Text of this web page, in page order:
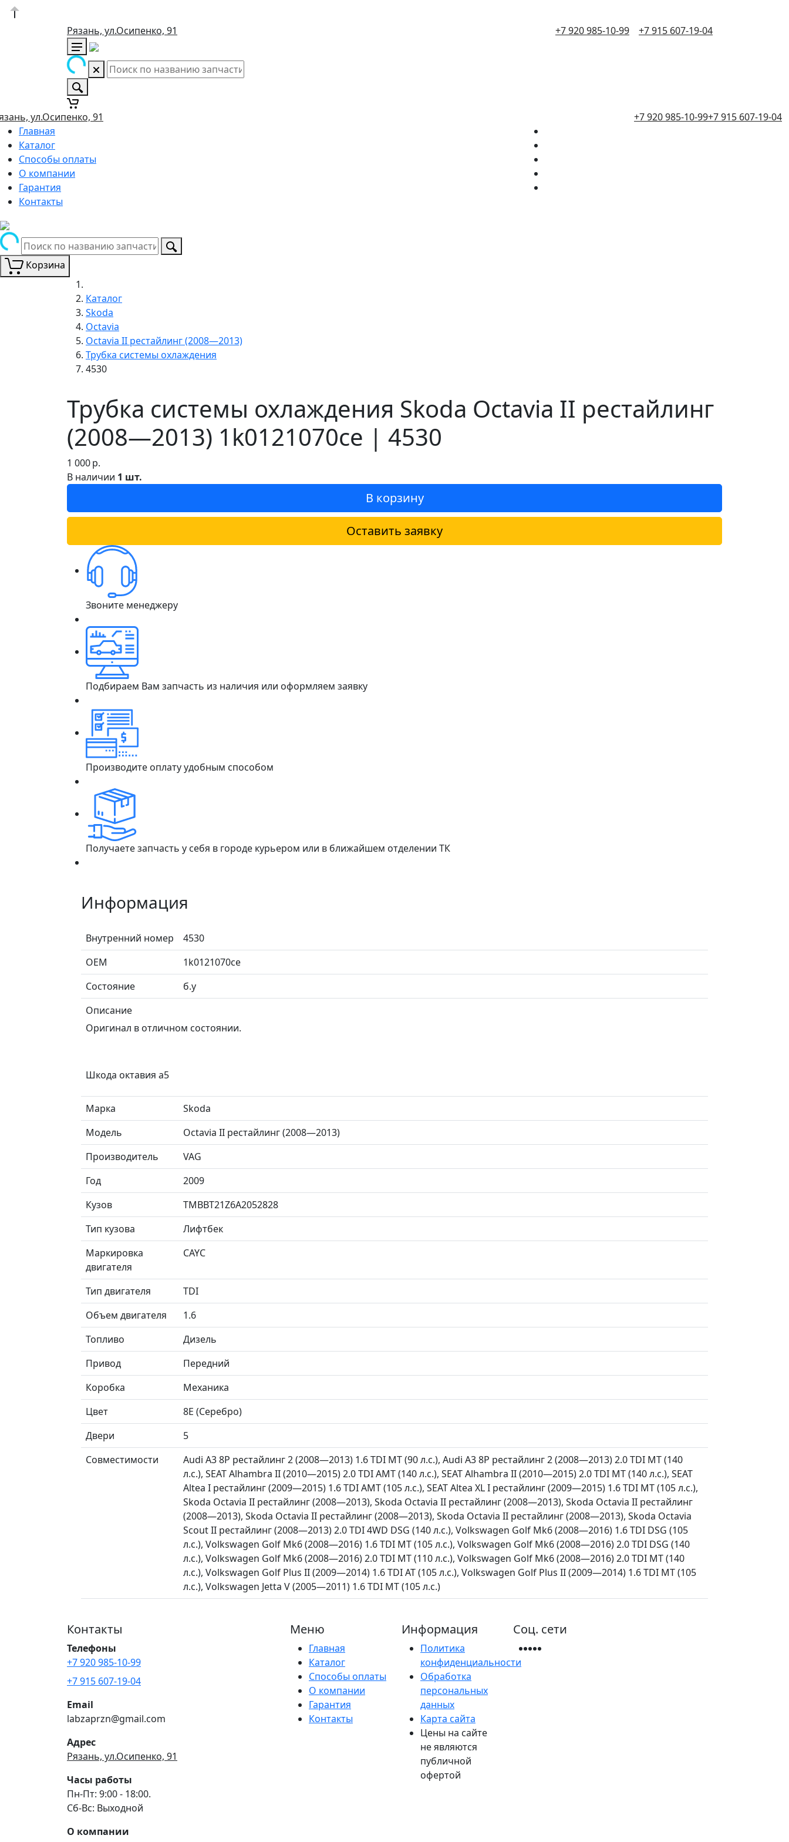
Рязань, ул.Осипенко, 91 +7 920 985-10-99 +7 915 607-19-04
ул.Осипенко, 91 +7 920 985-10-99+7 915 607-19-04
Главная
Каталог
Способы оплаты
О компании
Гарантия
Контакты
Корзина
Каталог
Skoda
Octavia
Octavia II рестайлинг (2008—2013)
Трубка системы охлаждения
4530
Трубка системы охлаждения Skoda Octavia II рестайлинг
(2008—2013) 1k0121070ce | 4530
1 000р.
В наличии 1 шт.
В корзину
Оставить заявку
Звоните менеджеру
Подбираем Вам запчасть из наличия или оформляем заявку
Производите оплату удобным способом
Получаете запчасть у себя в городе курьером или в ближайшем отделении ТК
Информация
Внутренний номер
4530
ОЕМ
1k0121070ce
Состояние
б.у
Описание
Оригинал в отличном состоянии.
Шкода октавия а5
Марка
Skoda
Модель
Octavia II рестайлинг (2008—2013)
Производитель
VAG
Год
2009
Кузов
TMBBT21Z6A2052828
Тип кузова
Лифтбек
Маркировка
двигателя
CAYC
Тип двигателя
TDI
Объем двигателя
1.6
Топливо
Дизель
Привод
Передний
Коробка
Механика
Цвет
8E (Серебро)
Двери
5
Совместимости
Audi A3 8P рестайлинг 2 (2008—2013) 1.6 TDI MT (90 л.с.), Audi A3 8P рестайлинг 2 (2008—2013) 2.0 TDI MT (140
л.с.), SEAT Alhambra II (2010—2015) 2.0 TDI AMT (140 л.с.), SEAT Alhambra II (2010—2015) 2.0 TDI MT (140 л.с.), SEAT
Altea I рестайлинг (2009—2015) 1.6 TDI AMT (105 л.с.), SEAT Altea XL I рестайлинг (2009—2015) 1.6 TDI MT (105 л.с.),
Skoda Octavia II рестайлинг (2008—2013), Skoda Octavia II рестайлинг (2008—2013), Skoda Octavia II рестайлинг
(2008—2013), Skoda Octavia II рестайлинг (2008—2013), Skoda Octavia II рестайлинг (2008—2013), Skoda Octavia
Scout II рестайлинг (2008—2013) 2.0 TDI 4WD DSG (140 л.с.), Volkswagen Golf Mk6 (2008—2016) 1.6 TDI DSG (105
л.с.), Volkswagen Golf Mk6 (2008—2016) 1.6 TDI MT (105 л.с.), Volkswagen Golf Mk6 (2008—2016) 2.0 TDI DSG (140
л.с.), Volkswagen Golf Mk6 (2008—2016) 2.0 TDI MT (110 л.с.), Volkswagen Golf Mk6 (2008—2016) 2.0 TDI MT (140
л.с.), Volkswagen Golf Plus II (2009—2014) 1.6 TDI AT (105 л.с.), Volkswagen Golf Plus II (2009—2014) 1.6 TDI MT (105
л.с.), Volkswagen Jetta V (2005—2011) 1.6 TDI MT (105 л.с.)
Контакты
Телефоны
+7 920 985-10-99
+7 915 607-19-04
Email
labzaprzn@gmail.com
Адрес
Рязань, ул.Осипенко, 91
Часы работы
Пн-Пт: 9:00 - 18:00.
Сб-Вс: Выходной
О компании
Меню
Главная
Каталог
Способы оплаты
О компании
Гарантия
Контакты
Информация
Политика
конфиденциальности
Обработка
персональных
данных
Карта сайта
Цены на сайте
не являются
публичной
офертой
Соц. сети